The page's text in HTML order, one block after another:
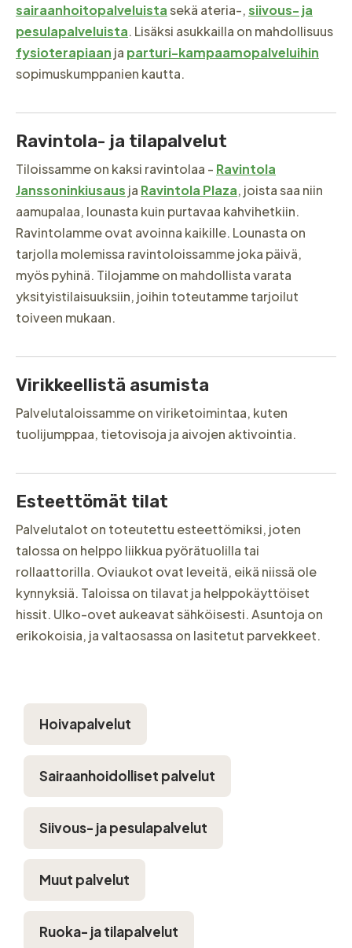
sairaanhoitopalveluistasekä ateria-,siivous- ja
pesulapalveluista. Lisäksi asukkailla on mahdollisuus
fysioterapiaan ja parturi-kampaamopalveluihin
sopimuskumppanien kautta.
Ravintola- ja tilapalvelut
Tiloissamme on kaksi ravintolaa - Ravintola
Janssoninkiusaus ja Ravintola Plaza, joista saa niin
aamupalaa, lounasta kuin purtavaa kahvihetkiin.
Ravintolamme ovat avoinna kaikille. Lounasta on
tarjolla molemissa ravintoloissamme joka päivä,
myös pyhinä. Tilojamme on mahdollista varata
yksityistilaisuuksiin, joihin toteutamme tarjoilut
toiveen mukaan.
Virikkeellistä asumista
Palvelutaloissamme on viriketoimintaa, kuten
tuolijumppaa, tietovisoja ja aivojen aktivointia.
Esteettömät tilat
Palvelutalot on toteutettu esteettömiksi, joten
talossa on helppo liikkua pyörätuolilla tai
rollaattorilla. Oviaukot ovat leveitä, eikä niissä ole
kynnyksiä. Taloissa on tilavat ja helppokäyttöiset
hissit. Ulko-ovet aukeavat sähköisesti. Asuntoja on
erikokoisia, ja valtaosassa on lasitetut parvekkeet.
Hoivapalvelut
Sairaanhoidolliset palvelut
Siivous- ja pesulapalvelut
Muut palvelut
Ruoka- ja tilapalvelut